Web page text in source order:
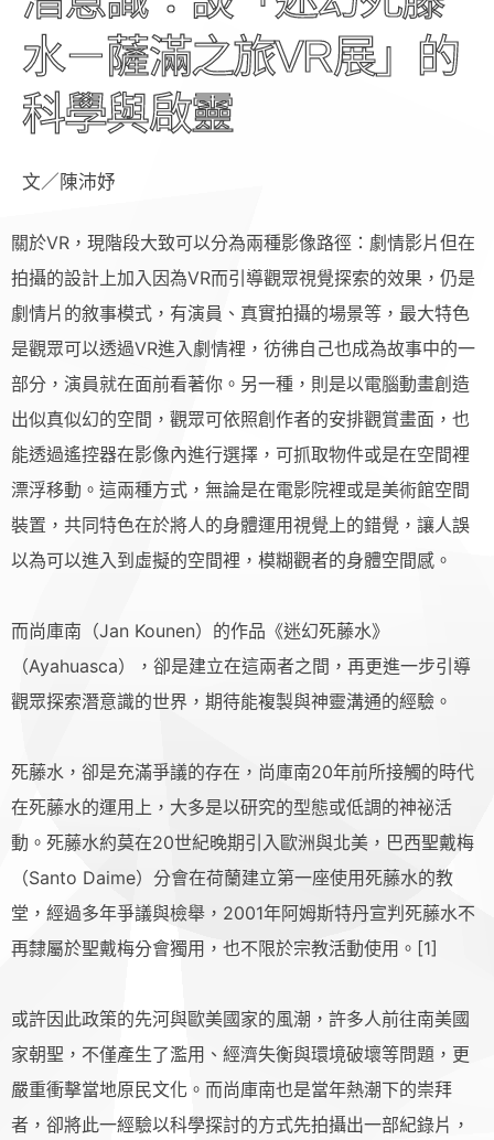
水－薩滿之旅VR展」的
科學與啟靈
文／陳沛妤
關於VR，現階段大致可以分為兩種影像路徑：劇情影片但在
拍攝的設計上加入因為VR而引導觀眾視覺探索的效果，仍是
劇情片的敘事模式，有演員、真實拍攝的場景等，最大特色
是觀眾可以透過VR進入劇情裡，彷彿自己也成為故事中的一
部分，演員就在面前看著你。另一種，則是以電腦動畫創造
出似真似幻的空間，觀眾可依照創作者的安排觀賞畫面，也
能透過遙控器在影像內進行選擇，可抓取物件或是在空間裡
漂浮移動。這兩種方式，無論是在電影院裡或是美術館空間
裝置，共同特色在於將人的身體運用視覺上的錯覺，讓人誤
以為可以進入到虛擬的空間裡，模糊觀者的身體空間感。
而尚庫南（Jan Kounen）的作品《迷幻死藤水》
（Ayahuasca），卻是建立在這兩者之間，再更進一步引導
觀眾探索潛意識的世界，期待能複製與神靈溝通的經驗。
死藤水，卻是充滿爭議的存在，尚庫南20年前所接觸的時代
在死藤水的運用上，大多是以研究的型態或低調的神祕活
動。死藤水約莫在20世紀晚期引入歐洲與北美，巴西聖戴梅
（Santo Daime）分會在荷蘭建立第一座使用死藤水的教
堂，經過多年爭議與檢舉，2001年阿姆斯特丹宣判死藤水不
再隸屬於聖戴梅分會獨用，也不限於宗教活動使用。[1]
或許因此政策的先河與歐美國家的風潮，許多人前往南美國
家朝聖，不僅產生了濫用、經濟失衡與環境破壞等問題，更
嚴重衝擊當地原民文化。而尚庫南也是當年熱潮下的崇拜
者，卻將此一經驗以科學探討的方式先拍攝出一部紀錄片，